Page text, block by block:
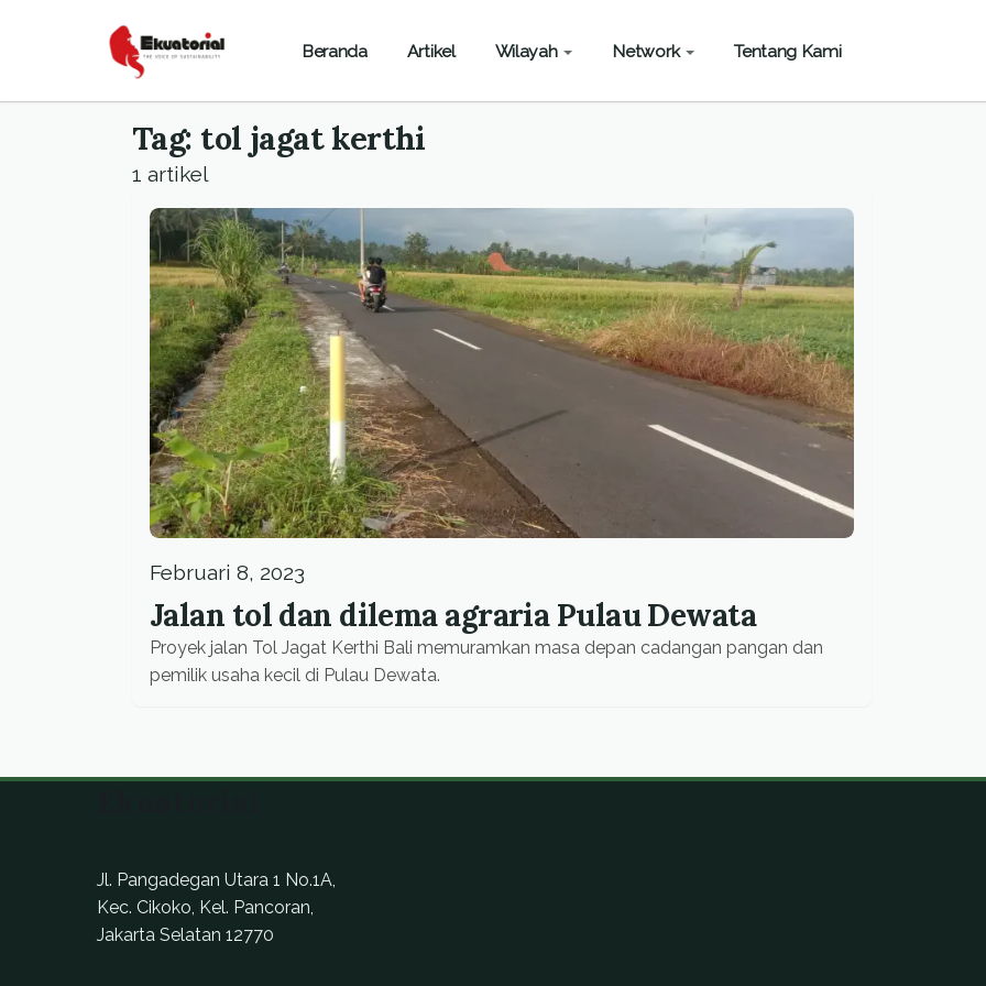
Beranda Artikel Wilayah Network Tentang Kami
Tag: tol jagat kerthi
1 artikel
Februari 8, 2023
Jalan tol dan dilema agraria Pulau Dewata
Proyek jalan Tol Jagat Kerthi Bali memuramkan masa depan cadangan pangan dan
pemilik usaha kecil di Pulau Dewata.
Jl. Pangadegan Utara 1 No.1A,
Kec. Cikoko, Kel. Pancoran,
Jakarta Selatan 12770